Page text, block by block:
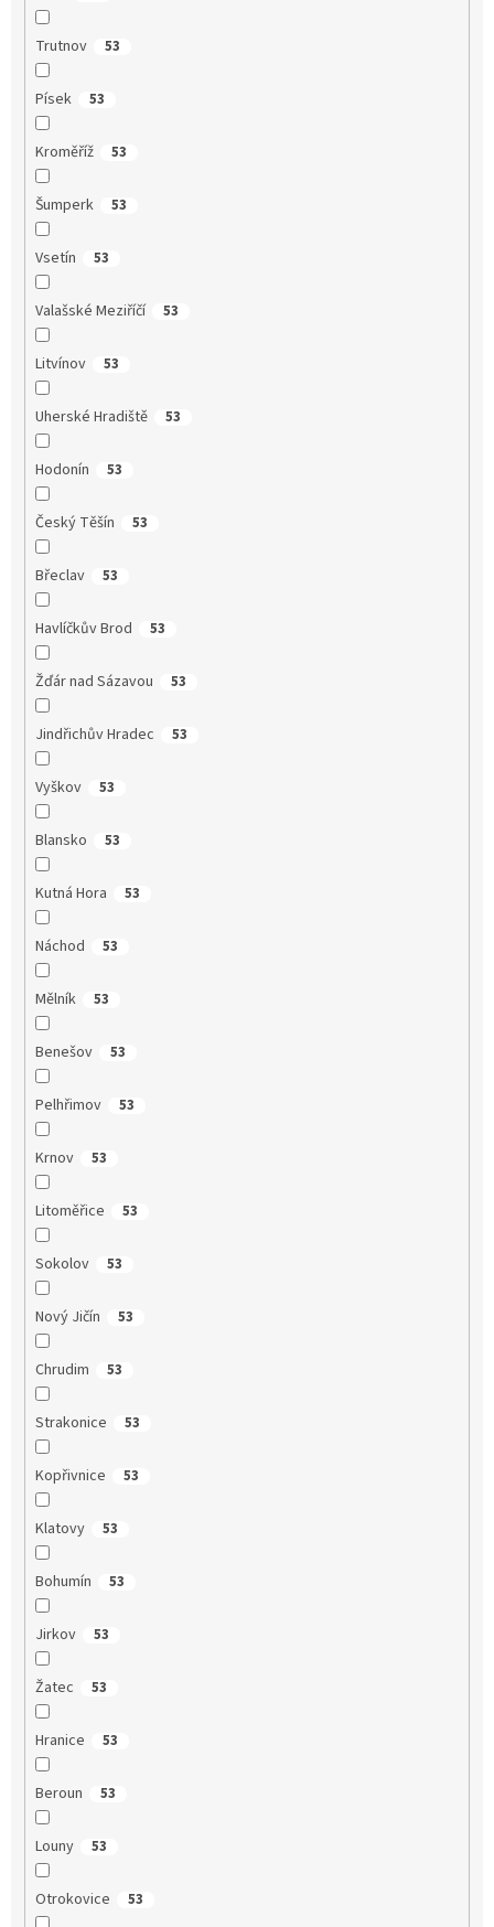
Trutnov 53
Písek 53
Kroměříž 53
Šumperk 53
Vsetín 53
Valašské Meziříčí 53
Litvínov 53
Uherské Hradiště 53
Hodonín 53
Český Těšín 53
Břeclav 53
Havlíčkův Brod 53
Žďár nad Sázavou 53
Jindřichův Hradec 53
Vyškov 53
Blansko 53
Kutná Hora 53
Náchod 53
Mělník 53
Benešov 53
Pelhřimov 53
Krnov 53
Litoměřice 53
Sokolov 53
Nový Jičín 53
Chrudim 53
Strakonice 53
Kopřivnice 53
Klatovy 53
Bohumín 53
Jirkov 53
Žatec 53
Hranice 53
Beroun 53
Louny 53
Otrokovice 53